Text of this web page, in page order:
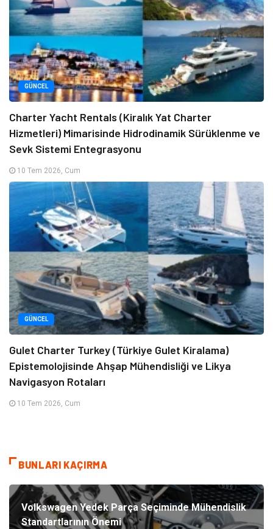
GÜNCEL
Charter Yacht Rentals (Kiralık Yat Charter
Hizmetleri) Mimarisinde Hidrodinamik Sürüklenme ve
Sevk Sistemi Entegrasyonu
10 Tem 2026, Cum
GÜNCEL
Gulet Charter Turkey (Türkiye Gulet Kiralama)
Epistemolojisinde Ahşap Mühendisliği ve Likya
Navigasyon Rotaları
10 Tem 2026, Cum
BUNLARI KAÇIRMA
Volkswagen Yedek Parça Seçiminde Mühendislik
Standartlarının Önemi